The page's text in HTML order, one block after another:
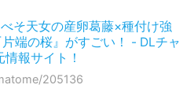
べそ天女の産卵葛藤×種付け強
端の桜』がすごい！ - DLチャ
報サイト！
205136